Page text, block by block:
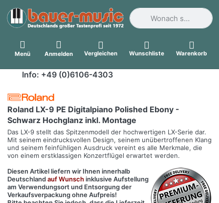
Geben Sie einen
Menü Anmelden Vergleichen Wunschliste Warenkorb
Info: +49 (0)6106-4303
Roland LX-9 PE Digitalpiano Polished Ebony -
Schwarz Hochglanz inkl. Montage
Das LX-9 stellt das Spitzenmodell der hochwertigen LX-Serie dar.
Mit seinem eindrucksvollen Design, seinem unübertroffenen Klang
und seinem feinfühligen Ausdruck vereint es alle Merkmale, die
von einem erstklassigen Konzertflügel erwartet werden.
Diesen Artikel liefern wir Ihnen innerhalb
Deutschlandauf Wunschinklusive Aufstellung
am Verwendungsort und Entsorgung der
Verkaufsverpackung ohne Aufpreis!